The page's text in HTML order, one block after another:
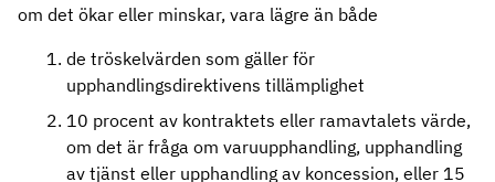
om det ökar eller minskar, vara lägre än både
de tröskelvärden som gäller för
upphandlingsdirektivens tillämplighet
10 procent av kontraktets eller ramavtalets värde,
om det är fråga om varuupphandling, upphandling
av tjänst eller upphandling av koncession, eller 15